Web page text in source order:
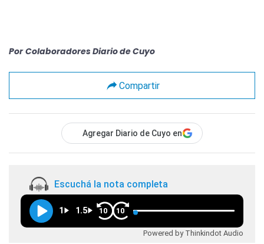
Por Colaboradores Diario de Cuyo
Compartir
Agregar Diario de Cuyo en
Escuchá la nota completa
1 1.5 10 10
Powered by Thinkindot Audio